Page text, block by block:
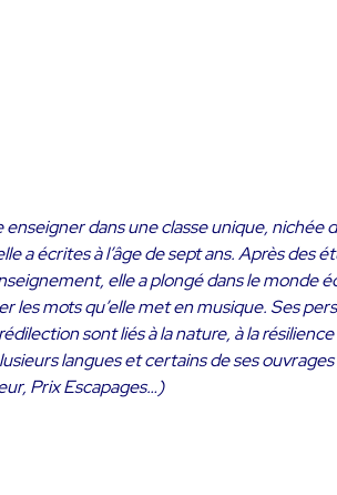
dans une classe unique, nichée
a écrites à l’âge de sept ans. Après des
elle a plongé dans le monde
les mots qu’elle met en musique. Ses
sont liés à la nature, à la
langues et certains de ses
Prix Escapages…)